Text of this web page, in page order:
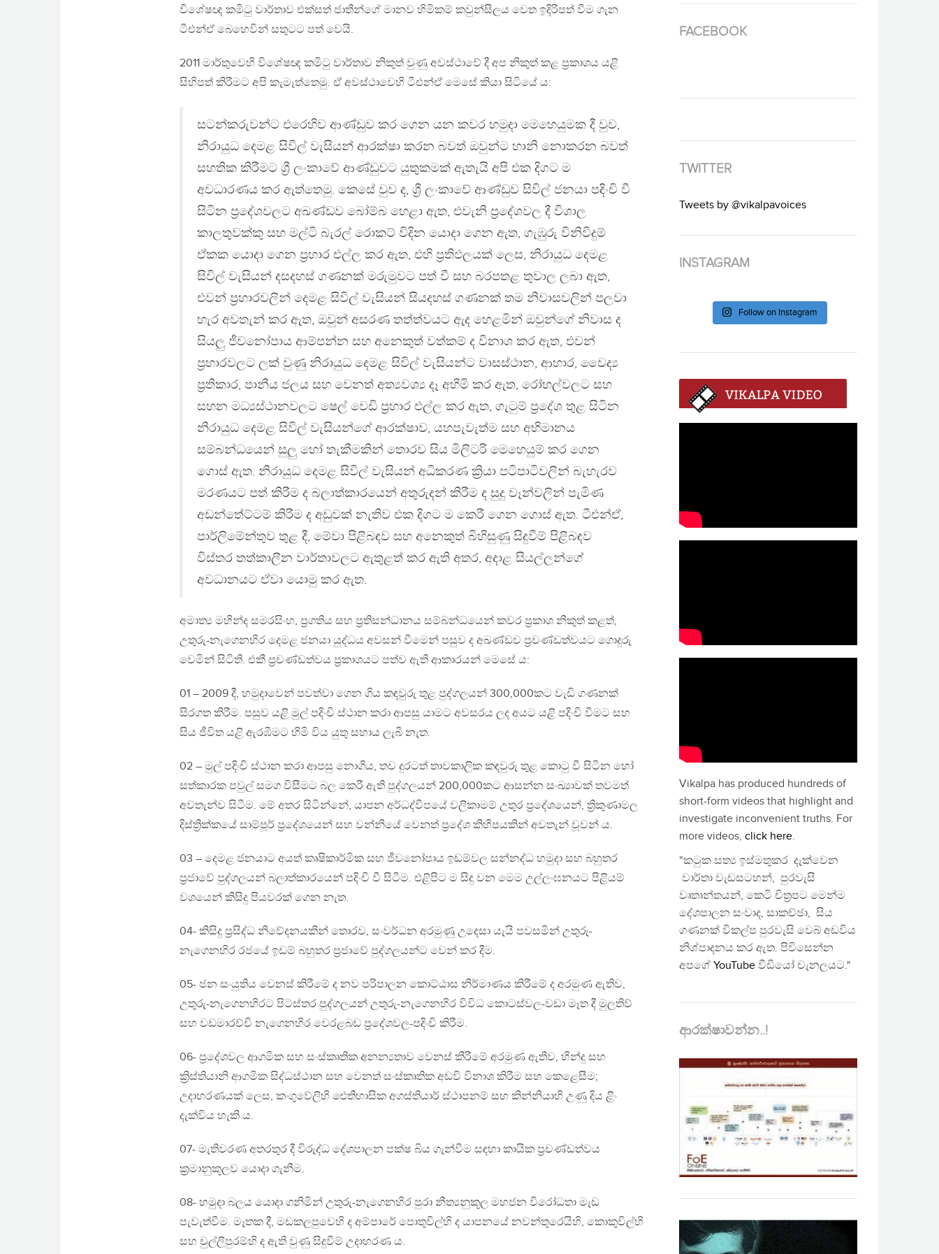
විශේෂඥ කමිටු වාර්තාව එක්සත් ජාතීන්ගේ මානව හිමිකම් කවුන්සිලය වෙත ඉදිරිපත් වීම ගැන
ටීඑන්ඒ බෙහෙවින් සතුටට පත් වෙයි.
2011 මාර්තුවෙහි විශේෂඥ කමිටු වාර්තාව නිකුත් වුණු අවස්ථාවේ දී අප නිකුත් කළ ප්‍රකාශය යළි
සිහිපත් කිරීමට අපි කැමැත්තෙමු. ඒ අවස්ථාවෙහි ටීඑන්ඒ මෙසේ කියා සිටියේ ය:
සටන්කරුවන්ට එරෙහිව ආණ්ඩුව කර ගෙන යන කවර හමුදා මෙහෙයුමක දී වුව,
නිරායුධ දෙමළ සිවිල් වැසියන් ආරක්ෂා කරන බවත් ඔවුන්ට හානි නොකරන බවත්
සහතික කිරීමට ශ්‍රී ලංකාවේ ආණ්ඩුවට යුතුකමක් ඇතැයි අපි එක දිගට ම
අවධාරණය කර ඇත්තෙමු. කෙසේ වුව ද, ශ්‍රී ලංකාවේ ආණ්ඩුව සිවිල් ජනයා පදිංචි වී
සිටින ප්‍රදේශවලට අඛණ්ඩව බෝම්බ හෙළා ඇත, එවැනි ප්‍රදේශවල දී විශාල
කාලතුවක්කු සහ මල්ටි බැරල් රොකට් විදින යොදා ගෙන ඇත, ගැඹුරු විනිවිදුම්
ඒකක යොදා ගෙන ප්‍රහාර එල්ල කර ඇත, එහි ප්‍රතිඵලයක් ලෙස, නිරායුධ දෙමළ
සිවිල් වැසියන් දසදහස් ගණනක් මරුමුවට පත් වී සහ බරපතළ තුවාල ලබා ඇත,
එවන් ප්‍රහාරවලින් දෙමළ සිවිල් වැසියන් සියදහස් ගණනක් තම නිවාසවලින් පලවා
හැර අවතැන් කර ඇත, ඔවුන් අසරණ තත්ත්වයට ඇද හෙළමින් ඔවුන්ගේ නිවාස ද
සියලු ජීවනෝපාය ආම්පන්න සහ අනෙකුත් වත්කම් ද විනාශ කර ඇත, එවන්
ප්‍රහාරවලට ලක් වුණු නිරායුධ දෙමළ සිවිල් වැසියන්ට වාසස්ථාන, ආහාර, වෛද්‍ය
ප්‍රතිකාර, පානීය ජලය සහ වෙනත් අත්‍යවශ්‍ය දෑ අහිමි කර ඇත, රෝහල්වලට සහ
සහන මධ්‍යස්ථානවලට ෂෙල් වෙඩි ප්‍රහාර එල්ල කර ඇත, ගැටුම් ප්‍රදේශ තුළ සිටින
නිරායුධ දෙමළ සිවිල් වැසියන්ගේ ආරක්ෂාව, යහපැවැත්ම සහ අභිමානය
සම්බන්ධයෙන් සුලු හෝ තැකීමකින් තොරව සිය මිලිටරි මෙහෙයුම් කර ගෙන
ගොස් ඇත. නිරායුධ දෙමළ සිවිල් වැසියන් අධිකරණ ක්‍රියා පටිපාටිවලින් බැහැරව
මරණයට පත් කිරීම ද බලාත්කාරයෙන් අතුරුදන් කිරීම ද සුදු වෑන්වලින් පැමිණ
අඩන්තේට්ටම් කිරීම ද අඩුවක් නැතිව එක දිගට ම කෙරී ගෙන ගොස් ඇත. ටීඑන්ඒ,
පාර්ලිමේන්තුව තුළ දී, මේවා පිළිබඳව සහ අනෙකුත් බිහිසුණු සිදුවීම් පිළිබඳව
විස්තර තත්කාලීන වාර්තාවලට ඇතුළත් කර ඇති අතර, අදාළ සියල්ලන්ගේ
අවධානයට ඒවා යොමු කර ඇත.
අමාත්‍ය මහින්ද සමරසිංහ, ප්‍රගතිය සහ ප්‍රතිසන්ධානය සම්බන්ධයෙන් කවර ප්‍රකාශ නිකුත් කළත්,
උතුරු-නැගෙනහිර දෙමළ ජනයා යුද්ධය අවසන් වීමෙන් පසුව ද අඛණ්ඩව ප්‍රචණ්ඩත්වයට ගොදුරු
වෙමින් සිටිති. එකී ප්‍රචණ්ඩත්වය ප්‍රකාශයට පත්ව ඇති ආකාරයන් මෙසේ ය:
01 – 2009 දී, හමුදාවෙන් පවත්වා ගෙන ගිය කඳවුරු තුළ පුද්ගලයන් 300,000කට වැඩි ගණනක්
සිරගත කිරීම. පසුව යළි මුල් පදිංචි ස්ථාන කරා ආපසු යාමට අවසරය ලද අයට යළි පදිංචි වීමට සහ
සිය ජීවිත යළි ඇරඹීමට හිමි විය යුතු සහාය ලැබී නැත.
02 – මුල් පදිංචි ස්ථාන කරා ආපසු නොගිය, තව දුරටත් තාවකාලික කඳවුරු තුළ කොටු වී සිටින හෝ
සත්කාරක පවුල් සමග විසීමට බල කෙරී ඇති පුද්ගලයන් 200,000කට ආසන්න සංඛ්‍යාවක් තවමත්
අවතැන්ව සිටීම. මේ අතර සිටින්නේ, යාපන අර්ධද්වීපයේ වලිකාමම් උතුර ප්‍රදේශයෙන්, ත්‍රිකුණාමල
දිස්ත්‍රික්කයේ සාම්පූර් ප්‍රදේශයෙන් සහ වන්නියේ වෙනත් ප්‍රදේශ කිහිපයකින් අවතැන් වූවන් ය.
03 – දෙමළ ජනයාට අයත් කෘෂිකාර්මික සහ ජීවනෝපාය ඉඩම්වල සන්නද්ධ හමුදා සහ බහුතර
ප්‍රජාවේ පුද්ගලයන් බලාත්කාරයෙන් පදිංචි වී සිටීම. එළිපිට ම සිදු වන මෙම උල්ලංඝනයට පිළියම්
වශයෙන් කිසිදු පියවරක් ගෙන නැත.
04- කිසිදු ප්‍රසිද්ධ නිවේදනයකින් තොරව, සංවර්ධන අරමුණු උදෙසා යැයි පවසමින් උතුරු-
නැගෙනහිර රජයේ ඉඩම් බහුතර ප්‍රජාවේ පුද්ගලයන්ට වෙන් කර දීම.
05- ජන සංයුතිය වෙනස් කිරීමේ ද නව පරිපාලන කොට්ඨාස නිර්මාණය කිරීමේ ද අරමුණ ඇතිව,
උතුරු-නැගෙනහිරට පිටස්තර පුද්ගලයන් උතුරු-නැගෙනහිර විවිධ කොටස්වල-වඩා මෑත දී මුලතිව්
සහ වඩමාරච්චි නැගෙනහිර වෙරළබඩ ප්‍රදේශවල-පදිංචි කිරීම.
06- ප්‍රදේශවල ආගමික සහ සංස්කෘතික අනන්‍යතාව වෙනස් කිරීමේ අරමුණ ඇතිව, හින්දු සහ
ක්‍රිස්තියානි ආගමික සිද්ධස්ථාන සහ වෙනත් සංස්කෘතික අඩවි විනාශ කිරීම සහ කෙළෙසීම;
උදාහරණයක් ලෙස, කංගුවේලිහි ඓතිහාසික අගස්තියාර් ස්ථාපනම් සහ කින්නියාහි උණු දිය ළිං
දැක්විය හැකි ය.
07- මැතිවරණ අතරතුර දී විරුද්ධ දේශපාලන පක්ෂ බිය ගැන්වීම සඳහා කායික ප්‍රචණ්ඩත්වය
ක්‍රමානුකූලව යොදා ගැනීම.
08- හමුදා බලය යොදා ගනිමින් උතුරු-නැගෙනහිර පුරා නීත්‍යනුකූල මහජන විරෝධතා මැඩ
පැවැත්වීම. මෑතක දී, මඩකලපුවෙහි ද අම්පාරේ පොතුවිල්හි ද යාපනයේ නවන්තුරෙයිහි, කොකුවිල්හි
සහ චුල්ලිපුරම්හි ද ඇති වුණු සිදුවීම් උදාහරණ ය.
FACEBOOK
TWITTER
Tweets by @vikalpavoices
INSTAGRAM
Follow on Instagram
Vikalpa has produced hundreds of
short-form videos that highlight and
investigate inconvenient truths. For
more videos, click here.
"කටුක සත්‍ය ඉස්මතුකර දැක්වෙන
වාර්තා වැඩසටහන්, පුරවැසි
වෘතාන්තයන්, කෙටි චිත්‍රපට මෙන්ම
දේශපාලන සංවාද, සාකච්ඡා, සිය
ගණනක් විකල්ප පුරවැසි වෙබ් අඩවිය
නිශ්පාදනය කර ඇත. පිවිසෙන්න
අපගේ YouTube වීඩියෝ චැනලයට."
ආරක්ෂාවන්න..!